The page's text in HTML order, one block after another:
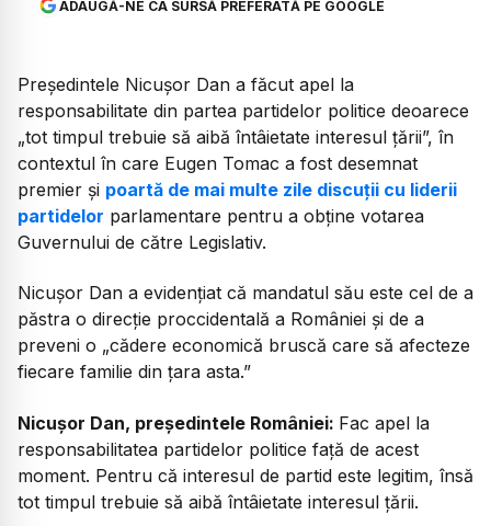
ADAUGĂ-NE CA SURSĂ PREFERATĂ PE GOOGLE
Președintele Nicușor Dan a făcut apel la
responsabilitate din partea partidelor politice deoarece
„tot timpul trebuie să aibă întâietate interesul țării”, în
contextul în care Eugen Tomac a fost desemnat
premier și poartă de mai multe zile discuții cu liderii
partidelor parlamentare pentru a obține votarea
Guvernului de către Legislativ.
Nicușor Dan a evidențiat că mandatul său este cel de a
păstra o direcție proccidentală a României și de a
preveni o „cădere economică bruscă care să afecteze
fiecare familie din țara asta.”
Nicușor Dan, președintele României: Fac apel la
responsabilitatea partidelor politice față de acest
moment. Pentru că interesul de partid este legitim, însă
tot timpul trebuie să aibă întâietate interesul țării.